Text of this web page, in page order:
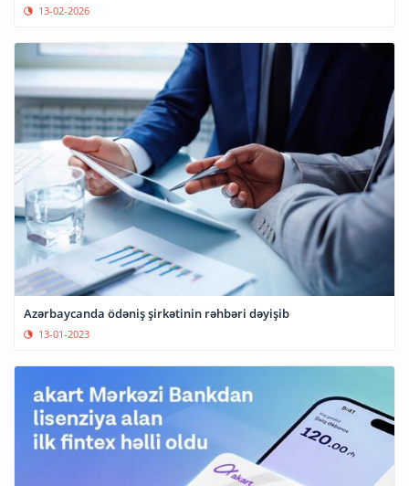
13-02-2026
Azərbaycanda ödəniş şirkətinin rəhbəri dəyişib
13-01-2023